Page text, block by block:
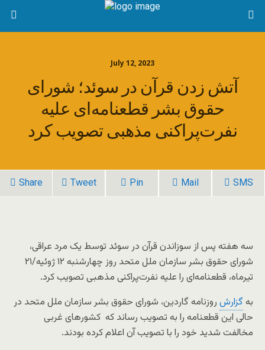
July 12, 2023
آتش زدن قرآن در سوئد؛ شورای
حقوق بشر قطعنامه‌ای علیه
نفرت‌پراکنی مذهبی تصویب کرد
Share Tweet Pin Mail SMS
سه هفته پس از سوزاندن قرآن در سوئد توسط یک مرد عراقی،
شورای حقوق بشر سازمان ملل متحد روز چهارشنبه ۱۲ ژوئیه/۲۱
تیرماه، قطعنامه‌ای را علیه نفرت‌پراکنی مذهبی تصویب کرد.
به گزارش روزنامه گاردین، شورای حقوق بشر سازمان ملل متحد در
حالی این قطعنامه را به تصویب رساند که کشورهای غربی
مخالفت شدید خود را با تصویب آن اعلام کرده بودند.